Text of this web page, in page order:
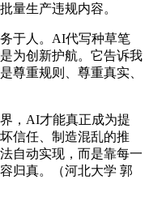
量生产违规内容。
于人。AI代写种草笔
为创新护航。它告诉我
尊重规则、尊重真实、
，AI才能真正成为提
信任、制造混乱的推
自动实现，而是靠每一
归真。（河北大学 郭